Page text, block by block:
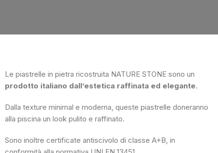
Le piastrelle in pietra ricostruita NATURE STONE sono un
prodotto italiano dall’estetica raffinata ed elegante.
Dalla texture minimal e moderna, queste piastrelle doneranno
alla piscina un look pulito e raffinato.
Sono inoltre certificate antiscivolo di classe A+B, in